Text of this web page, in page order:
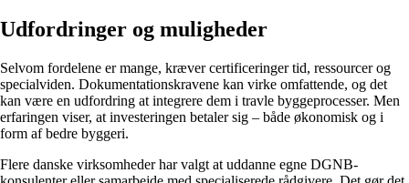
Udfordringer og muligheder
Selvom fordelene er mange, kræver certificeringer tid, ressourcer og
specialviden. Dokumentationskravene kan virke omfattende, og det
kan være en udfordring at integrere dem i travle byggeprocesser. Men
erfaringen viser, at investeringen betaler sig – både økonomisk og i
form af bedre byggeri.
Flere danske virksomheder har valgt at uddanne egne DGNB-